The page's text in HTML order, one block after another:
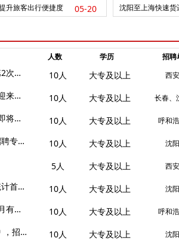
升旅客出行便捷度 05-20
沈阳至上海快速
人数 学历 招聘
西安乘务人员今年第2次专职岗位即将面试 10人 大专及以上 西
沈阳、长春8月即将迎来今年首次面试 10人 大专及以上 长春、
呼和浩特专职7月底即将面试 10人 大专及以上 呼和
沈阳发往北京高铁招聘专职人员 10人 大专及以上 沈
5人 大专及以上 西
沈阳高铁面试开始统计首批名单 10人 大专及以上 沈
呼和浩特高铁列车7月有面试安排 10人 大专及以上 呼和
沈阳高铁报名进行中 ，招聘专职岗位 10人 大专及以上 沈